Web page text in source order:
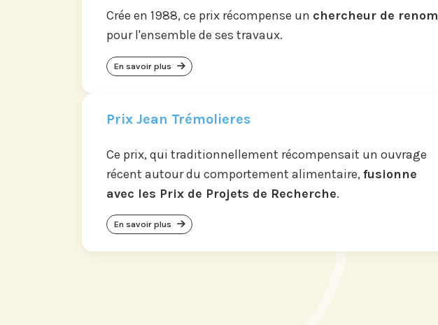
Crée en 1988, ce prix récompense un chercheur de renom
pour l'ensemble de ses travaux.
En savoir plus
Prix Jean Trémolieres
Ce prix, qui traditionnellement récompensait un ouvrage
récent autour du comportement alimentaire,fusionne
avec les Prix de Projets de Recherche.
En savoir plus